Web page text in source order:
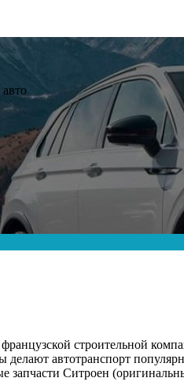
строительной
делают автотранспорт
запчасти Ситроен